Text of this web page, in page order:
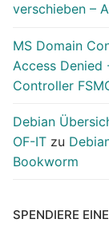
verschieben –
MS Domain
Access Denied
Controller
Debian
OF-IT zu
Bookworm
SPENDIERE